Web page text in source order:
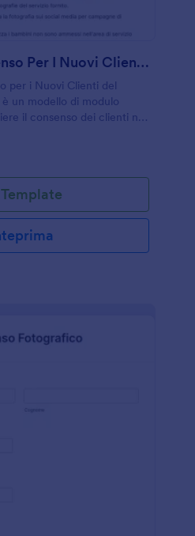
Modulo Di Consenso Per I Nuovi Clienti Del Salone Di Parrucchiere
per i Nuovi Clienti del
un modello di modulo
il consenso dei clienti nei